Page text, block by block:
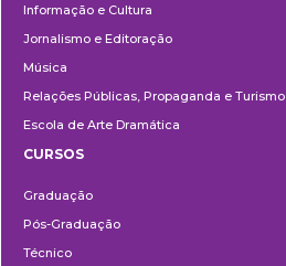
Informação e Cultura
Jornalismo e Editoração
Música
Relações Públicas, Propaganda e Turismo
Escola de Arte Dramática
CURSOS
Graduação
Pós-Graduação
Técnico